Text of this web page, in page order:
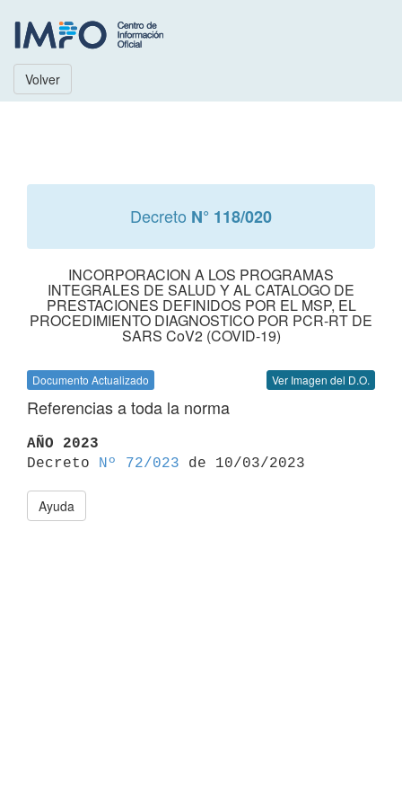
Volver
Decreto N° 118/020
INCORPORACION A LOS PROGRAMAS
INTEGRALES DE SALUD Y AL CATALOGO DE
PRESTACIONES DEFINIDOS POR EL MSP, EL
PROCEDIMIENTO DIAGNOSTICO POR PCR-RT DE
SARS CoV2 (COVID-19)
Documento Actualizado Ver Imagen del D.O.
Referencias a toda la norma
AÑO 2023
Decreto
Nº 72/023
Ayuda